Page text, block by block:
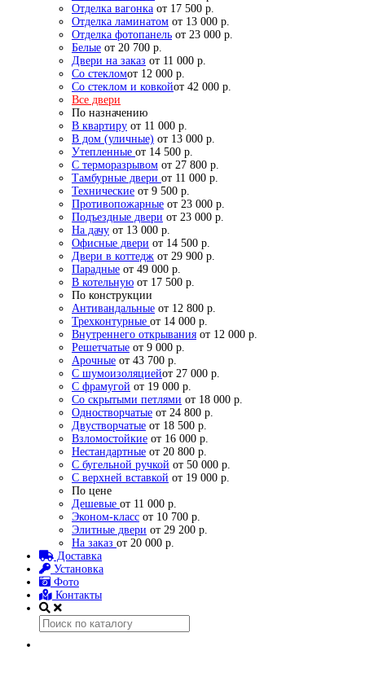
Отделка вагонка от 17 500 р.
Отделка ламинатом от 13 000 р.
Отделка фотопанель от 23 000 р.
Белые от 20 700 р.
Двери на заказ от 11 000 р.
Со стекломот 12 000 р.
Со стеклом и ковкойот 42 000 р.
Все двери
По назначению
В квартиру от 11 000 р.
В дом (уличные) от 13 000 р.
Утепленные от 14 500 р.
С терморазрывом от 27 800 р.
Тамбурные двери от 11 000 р.
Технические от 9 500 р.
Противопожарные от 23 000 р.
Подъездные двери от 23 000 р.
На дачу от 13 000 р.
Офисные двери от 14 500 р.
Двери в коттедж от 29 900 р.
Парадные от 49 000 р.
В котельную от 17 500 р.
По конструкции
Антивандальные от 12 800 р.
Трехконтурные от 14 000 р.
Внутреннего открывания от 12 000 р.
Решетчатые от 9 000 р.
Арочные от 43 700 р.
С шумоизоляциейот 27 000 р.
С фрамугой от 19 000 р.
Со скрытыми петлями от 18 000 р.
Одностворчатые от 24 800 р.
Двустворчатые от 18 500 р.
Взломостойкие от 16 000 р.
Нестандартные от 20 800 р.
С бугельной ручкой от 50 000 р.
С верхней вставкой от 19 000 р.
По цене
Дешевые от 11 000 р.
Эконом-класс от 10 700 р.
Элитные двери от 29 200 р.
На заказ от 20 000 р.
Доставка
Установка
Фото
Контакты